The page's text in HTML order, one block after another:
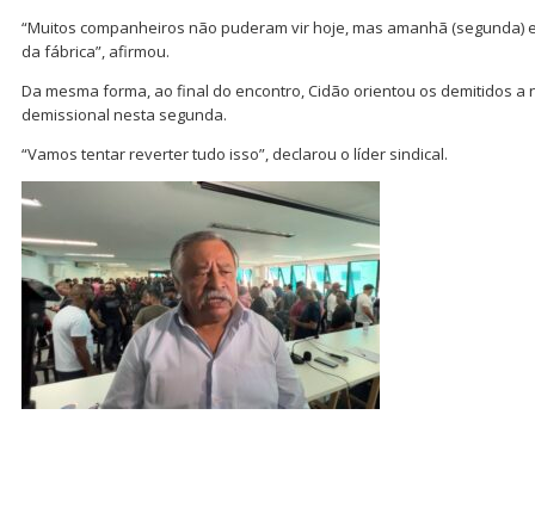
“Muitos companheiros não puderam vir hoje, mas amanhã
da fábrica”, afirmou.
Da mesma forma, ao final do encontro, Cidão orientou os demitidos a
demissional nesta segunda.
“Vamos tentar reverter tudo isso”, declarou o líder sindical.